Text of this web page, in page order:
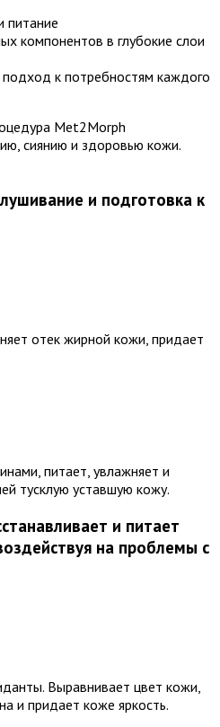
питание
компонентов в глубокие слои
к потребностям каждого
Met2Morph
сиянию и здоровью кожи.
и подготовка к
отек жирной кожи, придает
питает, увлажняет и
тусклую уставшую кожу.
и питает
на проблемы с
Выравнивает цвет кожи,
и придает коже яркость.